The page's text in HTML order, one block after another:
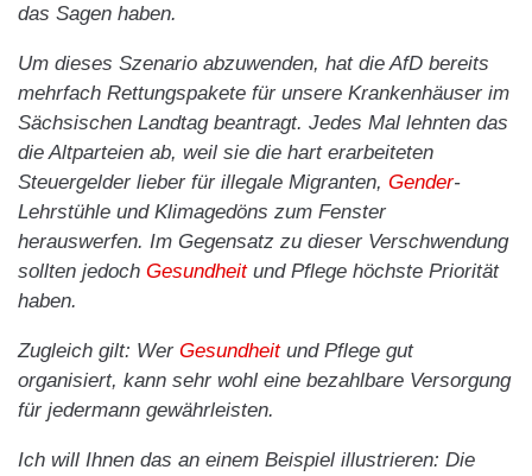
das Sagen haben.
Um dieses Szenario abzuwenden, hat die AfD bereits
mehrfach Rettungspakete für unsere Krankenhäuser im
Sächsischen Landtag beantragt. Jedes Mal lehnten das
die Altparteien ab, weil sie die hart erarbeiteten
Steuergelder lieber für illegale Migranten, Gender-
Lehrstühle und Klimagedöns zum Fenster
herauswerfen. Im Gegensatz zu dieser Verschwendung
sollten jedoch Gesundheitund Pflege höchste Priorität
haben.
Zugleich gilt: Wer Gesundheitund Pflege gut
organisiert, kann sehr wohl eine bezahlbare Versorgung
für jedermann gewährleisten.
Ich will Ihnen das an einem Beispiel illustrieren: Die